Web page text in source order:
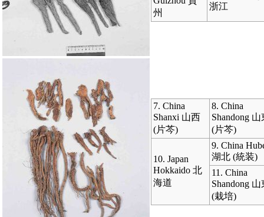
州
浙江
7. China
Shanxi 山西
(片芩)
8. China
Shandong 山
(片芩)
10. Japan
Hokkaido 北
海道
9. China
湖北 (統装)
11. China
Shandong 山
(栽培)